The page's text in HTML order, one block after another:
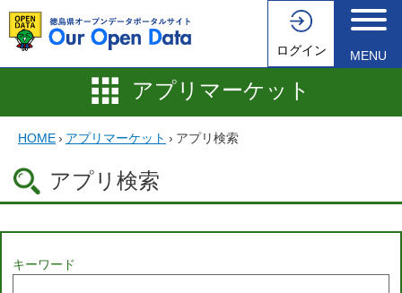
ログイン MENU
アプリマーケット
HOME› アプリマーケット › アプリ検索
アプリ検索
キーワード